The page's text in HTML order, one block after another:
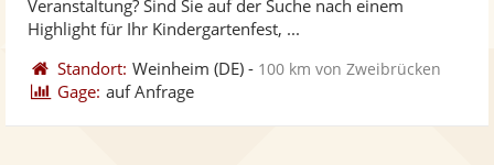
Veranstaltung? Sind Sie auf der Suche nach einem
Highlight für Ihr Kindergartenfest, ...
Standort: Weinheim (DE) - 100 km von Zweibrücken
Gage: auf Anfrage